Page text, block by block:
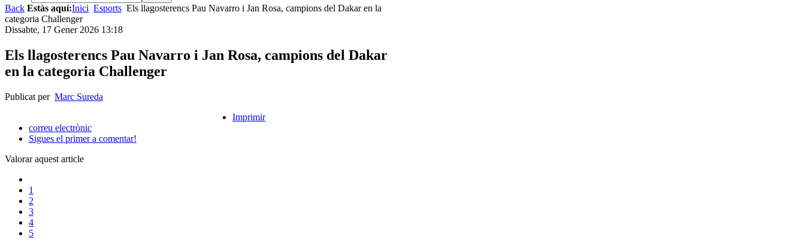
Back Estàs aquí:Inici Esports Els llagosterencs Pau Navarro i Jan Rosa, campions del Dakar en la
categoria Challenger
Dissabte, 17 Gener 2026 13:18
Els llagosterencs Pau Navarro i Jan Rosa, campions del Dakar
en la categoria Challenger
Publicat per Marc Sureda
Imprimir
correu electrònic
Sigues el primer a comentar!
Valorar aquest article
1
2
3
4
5